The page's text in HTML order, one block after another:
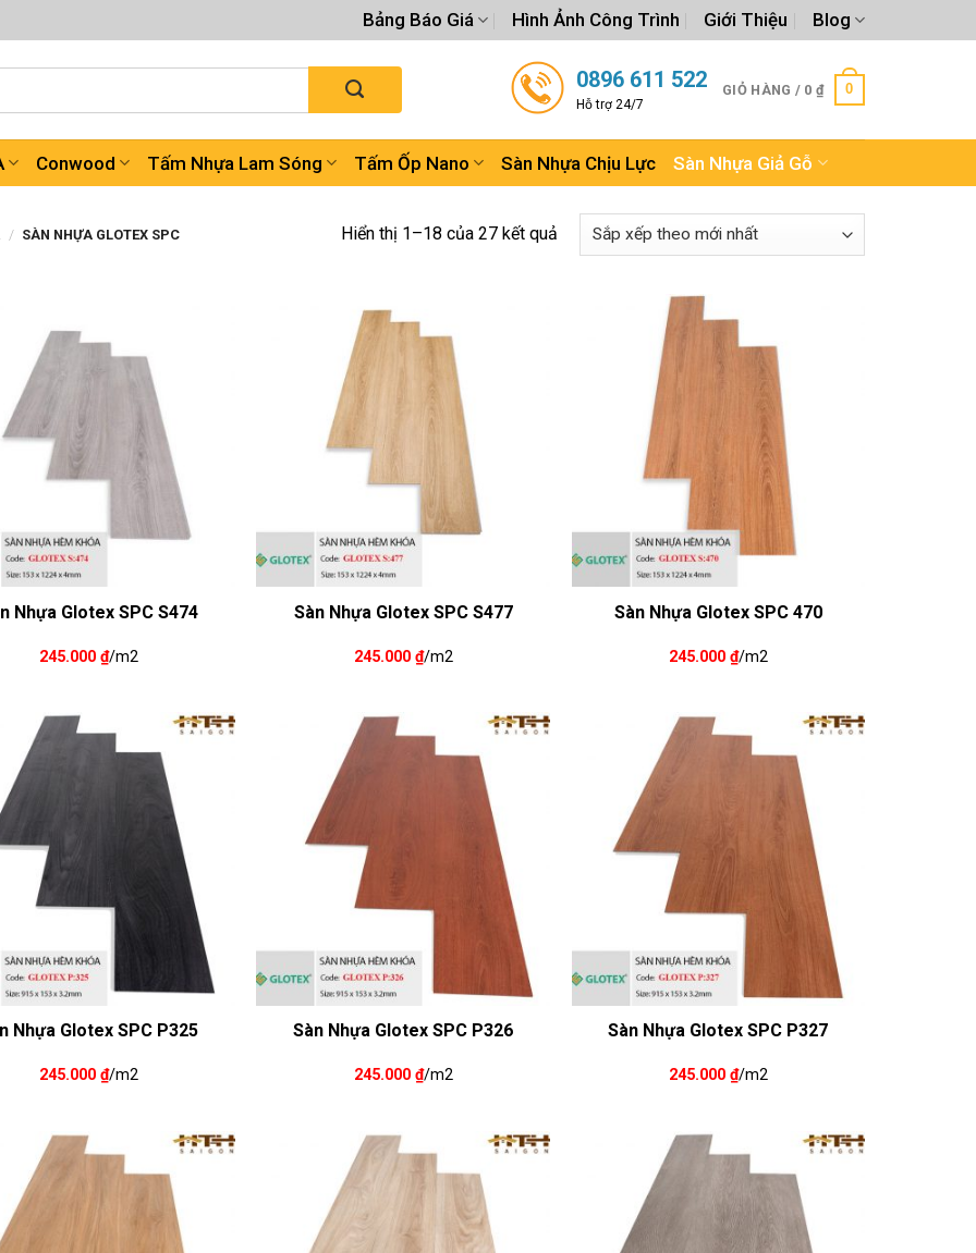
Bảng Báo Giá Hình Ảnh Công Trình Giới Thiệu Blog
0896 611 522
Hỗ trợ 24/7
GIỎ HÀNG / 0 ₫ 0
Conwood Tấm Nhựa Lam Sóng Tấm Ốp Nano Sàn Nhựa Chịu Lực Sàn Nhựa Giả Gỗ
/ SÀN NHỰA GLOTEX SPC Hiển thị 1–18 của 27 kết quả
Nhựa Glotex SPC S474
245.000 ₫/m2
Sàn Nhựa Glotex SPC S477
245.000 ₫/m2
Sàn Nhựa Glotex SPC 470
245.000 ₫/m2
Nhựa Glotex SPC P325
245.000 ₫/m2
Sàn Nhựa Glotex SPC P326
245.000 ₫/m2
Sàn Nhựa Glotex SPC P327
245.000 ₫/m2